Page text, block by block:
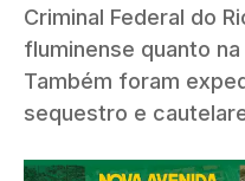
Criminal Federal do
fluminense quanto
Também foram
sequestro e